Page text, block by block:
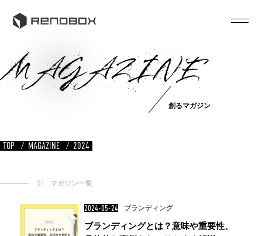
MAGAZINE
創るマガジン
TOP MAGAZINE 2024
01 マガジン一覧
2024-05-24 ブランディング
ブランディングとは？意味や重要性、